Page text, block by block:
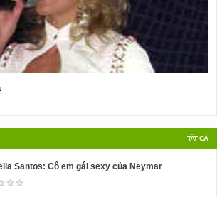
TẤT CẢ
Santos: Cô em gái sexy của Neymar